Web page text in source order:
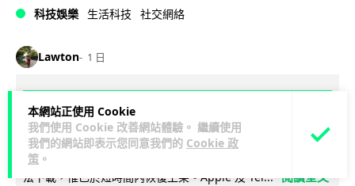
本網站正使用 Cookie
我們使用 Cookie 改善網站體驗。 繼續使用
我們的網站即表示您同意我們的 Cookie 政
策 。
科技娛樂 生活科技 社交網絡
Lawton 1 日
Telegram 一度從 Apple App Store 下
架 官方未解釋原因迅速恢復上架
Telegram 8 月 4 日一度從 Apple App Store 消失，新用戶無
法下載，惟已於短時間內恢復上架。Apple 及 Tel... 閱讀全文